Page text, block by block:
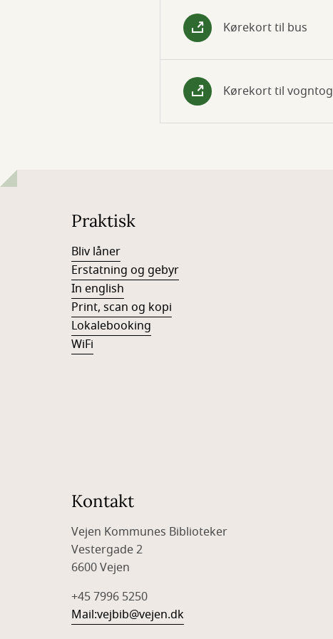
Kørekort til bus
Kørekort til vogntog
Praktisk
Bliv låner
Erstatning og gebyr
In english
Print, scan og kopi
Lokalebooking
WiFi
Kontakt
Vejen Kommunes Biblioteker
Vestergade 2
6600 Vejen
+45 7996 5250
Mail:vejbib@vejen.dk